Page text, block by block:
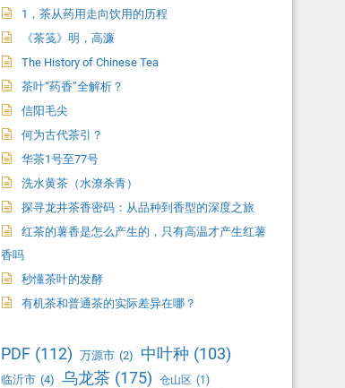
1，茶从药用走向饮用的历程
《茶笺》明，高濂
The History of Chinese Tea
茶叶“药香”全解析？
信阳毛尖
何为古代茶引？
华茶1号至77号
洗水黄茶（水潦杀青）
探寻龙井茶香密码：从品种到香型的深度之旅
红茶的薯香是怎么产生的，只有高温才产生红薯
香吗
秒懂茶叶的发酵
有机茶和普通茶的实际差异在哪？
PDF (112) 万源市 (2) 中叶种 (103)
临沂市 (4) 乌龙茶 (175) 仓山区 (1)